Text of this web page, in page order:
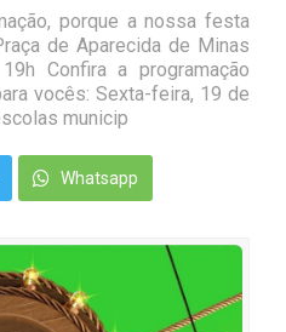
porque a nossa festa
de Aparecida de Minas
Confira a programação
vocês: Sexta-feira, 19 de
municip
Whatsapp